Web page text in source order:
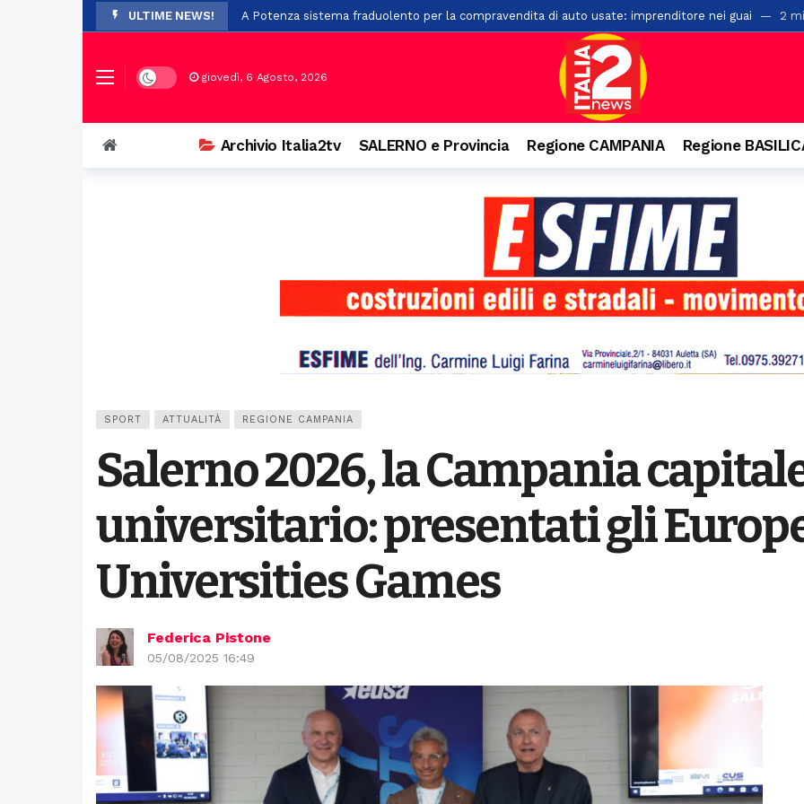
ULTIME NEWS! A Potenza sistema fraduolento per la compravendita di auto usate: imprenditore nei guai 2
17 minuti fa
Cadavere trovato nel cortile di un palazzo a Salerno: ipotesi di una caduta mentre voleva salire
Rigenerazione urbana, 47 milioni di euro in arrivo per i Comuni lucani
Scontro a Colliano, grave un ventenne. Incidente anche a Battipaglia 6 ore fa
Dopo i trasferimenti da Battipaglia, la Pediatria di Polla al collasso: “Mancano i medici”
Il Certosa Village chiude con numeri da record, 20mila presenze e il trionfo di Massimo Ranieri
Stalking e minacce nei confronti dei vicini di casa: 49enne arrestato nel Materano 6 ore fa
Dark mode giovedì, 6 Agosto, 2026
Archivio Italia2tv SALERNO e Provincia Regione CAMPANIA Regione
SPORT ATTUALITÀ REGIONE CAMPANIA
Salerno 2026, la Campania
universitario: presentati gli
Universities Games
Federica Pistone
05/08/2025 16:49